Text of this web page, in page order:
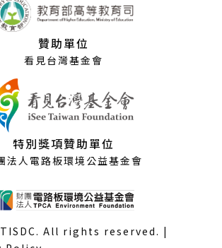
贊助單位
看見台灣基金會
特別獎項贊助單位
法人電路板環境公益基金會
All rights reserved. |